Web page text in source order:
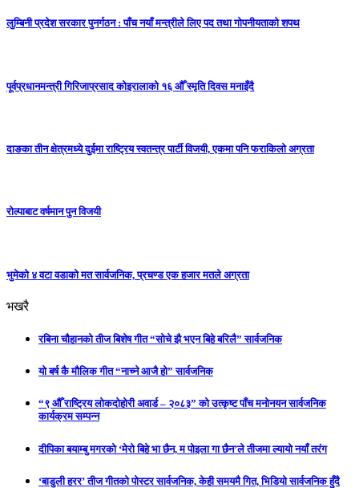
लुम्बिनी प्रदेश सरकार पुनर्गठन : पाँच नयाँ मन्त्रीले लिए पद तथा गोपनीयताको शपथ
पूर्वप्रधानमन्त्री गिरिजाप्रसाद कोइरालाको १६ औँ स्मृति दिवस मनाइँदै
दाङका तीन क्षेत्रमध्ये दुईमा राष्ट्रिय स्वतन्त्र पार्टी विजयी, एकमा पनि फराकिलो अग्रता
रोल्पाबाट वर्षमान पुन विजयी
भुमेको ४ वटा वडाको मत सार्वजनिक, प्रचण्ड एक हजार मतले अग्रता
भखरै
रबिना चौहानको तीज बिशेष गीत “सोचे झै भएन बिहे बरिलै” सार्वजनिक
यो बर्ष कै मौलिक गीत “नाच्ने आजै हो” सार्वजनिक
“९ औँ राष्ट्रिय लोकदोहोरी अवार्ड – २०८३” को उत्कृष्ट पाँच मनोनयन सार्वजनिक
कार्यक्रम सम्पन्न
दीपिका बयाम्बु मगरको ‘मेरो बिहे भा छैन, म पोइला गा छैन’ले तीजमा ल्यायो नयाँ तरंग
‘बाडुली हरर’ तीज गीतको पोस्टर सार्वजनिक, केही समयमै गित, भिडियो सार्वजनिक हुँदै